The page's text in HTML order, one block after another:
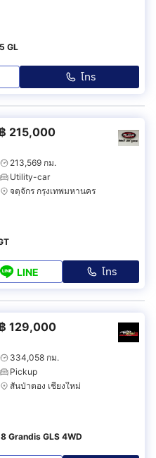
GL
โทร
฿ 215,000
213,569 กม.
Utility-car
จตุจักร กรุงเทพมหานคร
LINE โทร
฿ 129,000
334,058 กม.
Pickup
สันป่าตอง เชียงใหม่
Grandis GLS 4WD